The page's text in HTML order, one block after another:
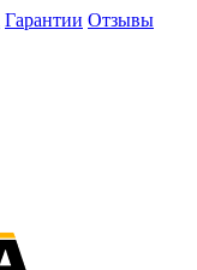
Гарантии Отзывы